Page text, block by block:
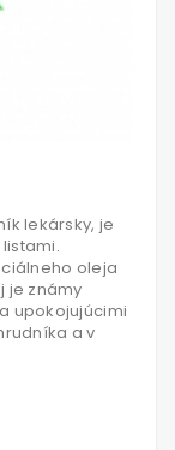
lekársky, je
oleja
je známy
upokojujúcimi
a v